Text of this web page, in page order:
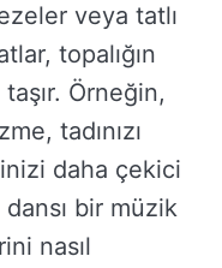
veya tatlı
topalığın
Örneğin,
tadınızı
daha çekici
bir müzik
nasıl